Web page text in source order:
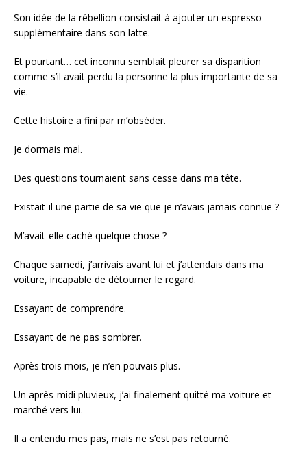
Son idée de la rébellion consistait à ajouter un espresso
supplémentaire dans son latte.
Et pourtant… cet inconnu semblait pleurer sa disparition
comme s’il avait perdu la personne la plus importante de sa
vie.
Cette histoire a fini par m’obséder.
Je dormais mal.
Des questions tournaient sans cesse dans ma tête.
Existait-il une partie de sa vie que je n’avais jamais connue ?
M’avait-elle caché quelque chose ?
Chaque samedi, j’arrivais avant lui et j’attendais dans ma
voiture, incapable de détourner le regard.
Essayant de comprendre.
Essayant de ne pas sombrer.
Après trois mois, je n’en pouvais plus.
Un après-midi pluvieux, j’ai finalement quitté ma voiture et
marché vers lui.
Il a entendu mes pas, mais ne s’est pas retourné.